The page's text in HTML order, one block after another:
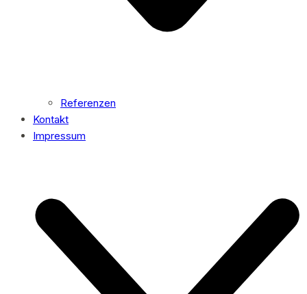
Referenzen
Kontakt
Impressum